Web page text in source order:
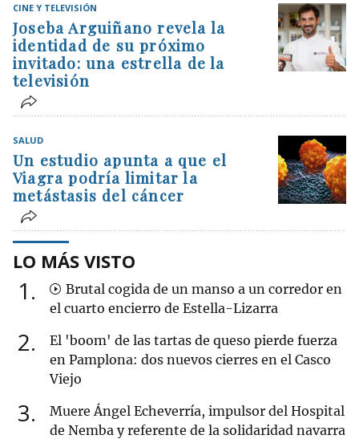
CINE Y TELEVISIÓN
Joseba Arguiñano revela la
identidad de su próximo
invitado: una estrella de la
televisión
SALUD
Un estudio apunta a que el
Viagra podría limitar la
metástasis del cáncer
LO MÁS VISTO
1
Brutal cogida de un manso a un corredor en
el cuarto encierro de Estella-Lizarra
2
El 'boom' de las tartas de queso pierde fuerza
en Pamplona: dos nuevos cierres en el Casco
Viejo
3
Muere Ángel Echeverría, impulsor del Hospital
de Nemba y referente de la solidaridad navarra